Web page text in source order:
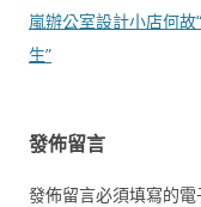
章
導
嵐辦公室設計小店何故
生”
發佈留言
發佈留言必須填寫的電